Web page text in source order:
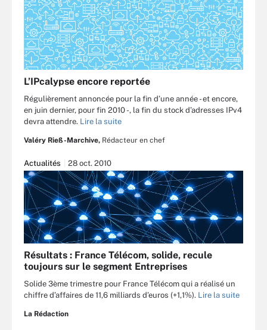
L’IPcalypse encore reportée
Régulièrement annoncée pour la fin d’une année - et encore,
en juin dernier, pour fin 2010 -, la fin du stock d’adresses IPv4
devra attendre. Lire la suite
Valéry Rieß-Marchive, Rédacteur en chef
Actualités 28 oct. 2010
Résultats : France Télécom, solide, recule
toujours sur le segment Entreprises
Solide 3ème trimestre pour France Télécom qui a réalisé un
chiffre d’affaires de 11,6 milliards d’euros (+1,1%). Lire la suite
La Rédaction